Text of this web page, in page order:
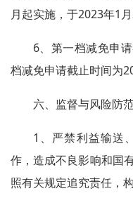
月起实施，于2023年1月
6、第一档减免申
档减免申请截止时间为
六、监督与风险防
1、严禁利益输送
作，造成不良影响和国
照有关规定追究责任，